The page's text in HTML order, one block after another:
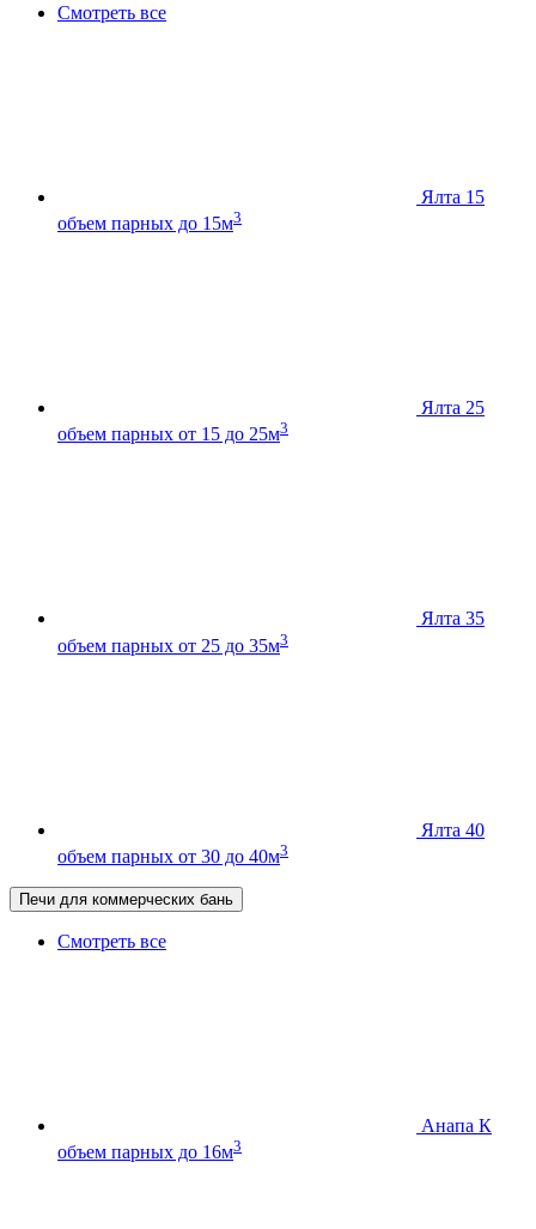
Смотреть все
Ялта 15
объем парных до 15м3
Ялта 25
объем парных от 15 до 25м3
Ялта 35
объем парных от 25 до 35м3
Ялта 40
объем парных от 30 до 40м3
Печи для коммерческих бань
Смотреть все
Анапа К
объем парных до 16м3